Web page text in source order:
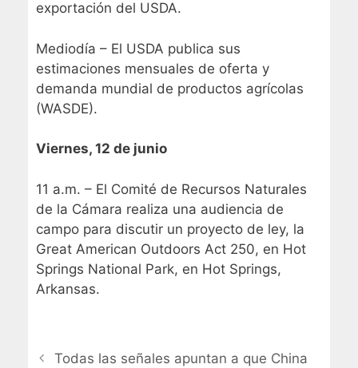
exportación del USDA.
Mediodía – El USDA publica sus
estimaciones mensuales de oferta y
demanda mundial de productos agrícolas
(WASDE).
Viernes, 12 de junio
11 a.m. – El Comité de Recursos Naturales
de la Cámara realiza una audiencia de
campo para discutir un proyecto de ley, la
Great American Outdoors Act 250, en Hot
Springs National Park, en Hot Springs,
Arkansas.
Todas las señales apuntan a que China